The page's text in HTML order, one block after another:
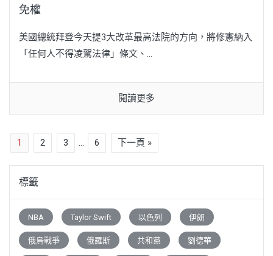
免權
美國總統拜登今天提3大改革最高法院的方向，將修憲納入
「任何人不得凌駕法律」條文、...
閱讀更多
1 2 3 ... 6 下一頁 »
標籤
NBA Taylor Swift 以色列 伊朗
俄烏戰爭 俄羅斯 共和黨 劉德華